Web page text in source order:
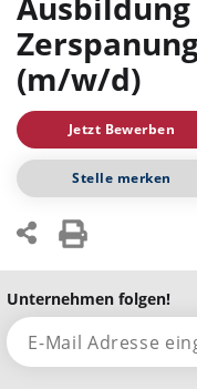
(m/w/d)
Jetzt Bewerben
Stelle merken
Unternehmen folgen!